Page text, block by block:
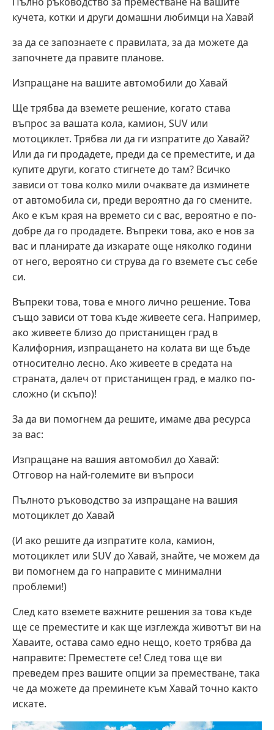
кучета, котки и други домашни любимци на Хавай
за да се запознаете с правилата, за да можете да
започнете да правите планове.
Изпращане на вашите автомобили до Хавай
Ще трябва да вземете решение, когато става
въпрос за вашата кола, камион, SUV или
мотоциклет. Трябва ли да ги изпратите до Хавай?
Или да ги продадете, преди да се преместите, и да
купите други, когато стигнете до там? Всичко
зависи от това колко мили очаквате да изминете
от автомобила си, преди вероятно да го смените.
Ако е към края на времето си с вас, вероятно е по-
добре да го продадете. Въпреки това, ако е нов за
вас и планирате да изкарате още няколко години
от него, вероятно си струва да го вземете със себе
си.
Въпреки това, това е много лично решение. Това
също зависи от това къде живеете сега. Например,
ако живеете близо до пристанищен град в
Калифорния, изпращането на колата ви ще бъде
относително лесно. Ако живеете в средата на
страната, далеч от пристанищен град, е малко по-
сложно (и скъпо)!
За да ви помогнем да решите, имаме два ресурса
за вас:
Изпращане на вашия автомобил до Хавай:
Отговор на най-големите ви въпроси
Пълното ръководство за изпращане на вашия
мотоциклет до Хавай
(И ако решите да изпратите кола, камион,
мотоциклет или SUV до Хавай, знайте, че можем да
ви помогнем да го направите с минимални
проблеми!)
След като вземете важните решения за това къде
ще се преместите и как ще изглежда животът ви на
Хаваите, остава само едно нещо, което трябва да
направите: Преместете се! След това ще ви
преведем през вашите опции за преместване, така
че да можете да преминете към Хавай точно както
искате.